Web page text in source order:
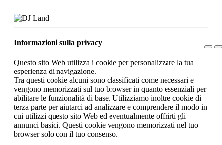
Informazioni sulla privacy
Questo sito Web utilizza i cookie per personalizzare la tua
esperienza di navigazione.
Tra questi cookie alcuni sono classificati come necessari e
vengono memorizzati sul tuo browser in quanto essenziali per
abilitare le funzionalità di base. Utilizziamo inoltre cookie di
terza parte per aiutarci ad analizzare e comprendere il modo in
cui utilizzi questo sito Web ed eventualmente offrirti gli
annunci basici. Questi cookie vengono memorizzati nel tuo
browser solo con il tuo consenso.